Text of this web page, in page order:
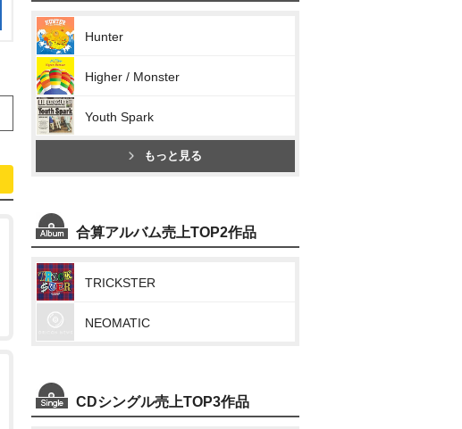
Hunter
Higher / Monster
Youth Spark
もっと見る
合算アルバム売上TOP2作品
TRICKSTER
NEOMATIC
CDシングル売上TOP3作品